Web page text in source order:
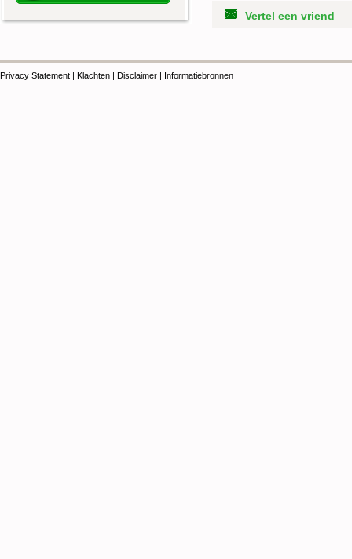
Vertel een vriend
Privacy Statement | Klachten | Disclaimer | Informatiebronnen